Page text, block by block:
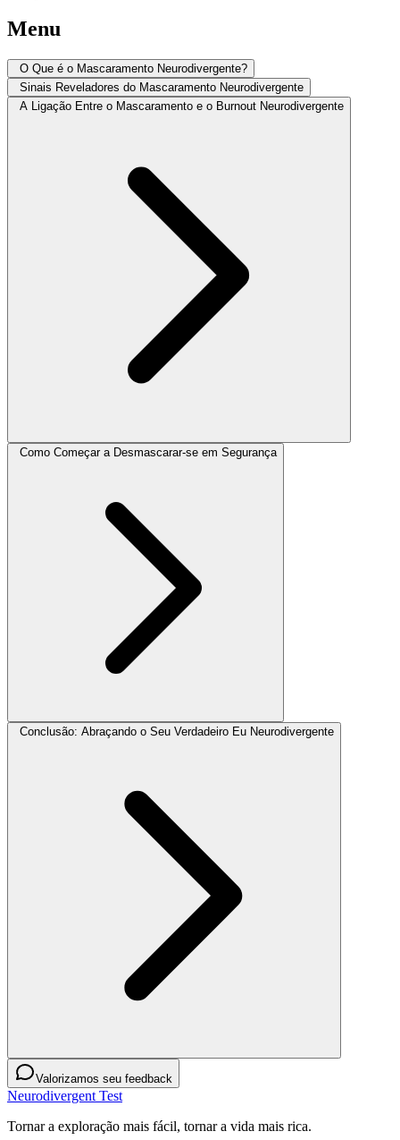
Menu
O Que é o Mascaramento Neurodivergente?
Sinais Reveladores do Mascaramento Neurodivergente
A Ligação Entre o Mascaramento e o Burnout Neurodivergente
Como Começar a Desmascarar-se em Segurança
Conclusão: Abraçando o Seu Verdadeiro Eu Neurodivergente
Valorizamos seu feedback
Neurodivergent Test
Tornar a exploração mais fácil, tornar a vida mais rica.